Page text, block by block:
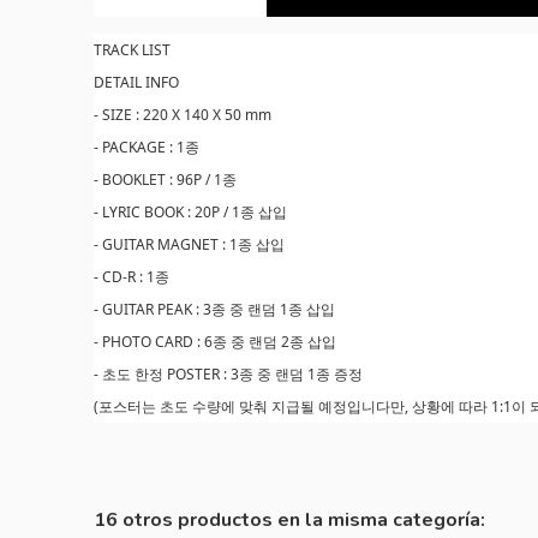
TRACK LIST
DETAIL INFO
- SIZE : 220 X 140 X 50 mm
- PACKAGE : 1종
- BOOKLET : 96P / 1종
- LYRIC BOOK : 20P / 1종 삽입
- GUITAR MAGNET : 1종 삽입
- CD-R : 1종
- GUITAR PEAK : 3종 중 랜덤 1종 삽입
- PHOTO CARD : 6종 중 랜덤 2종 삽입
- 초도 한정 POSTER : 3종 중 랜덤 1종 증정
(포스터는 초도 수량에 맞춰 지급될 예정입니다만, 상황에 따라 1:1이
16 otros productos en la misma categoría: